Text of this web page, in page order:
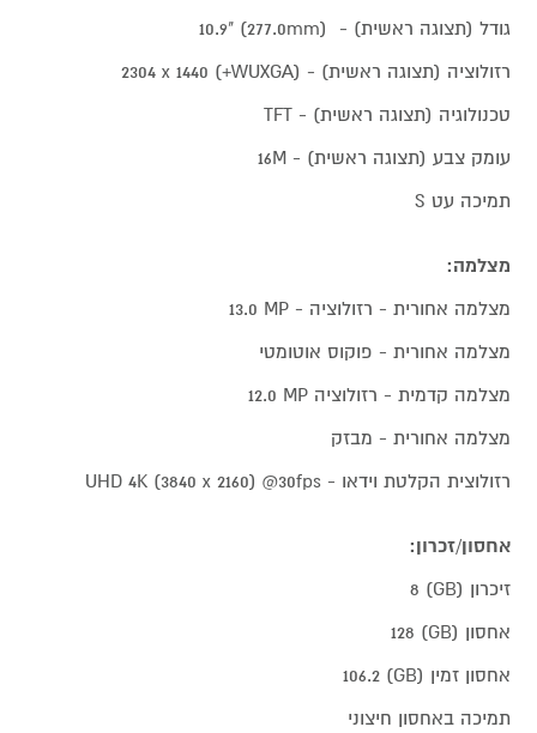
גודל (תצוגה ראשית) - (277.0mm) 10.9"‎
רזולוציה (תצוגה ראשית) - (WUXGA+) 2304 x 1440‎
טכנולוגיה (תצוגה ראשית) - TFT
עומק צבע (תצוגה ראשית) - ‎16M‎
תמיכה עט S
מצלמה:
מצלמה אחורית - רזולוציה - ‎13.0 MP‎
מצלמה אחורית - פוקוס אוטומטי
מצלמה קדמית - רזולוציה ‎12.0 MP‎
מצלמה אחורית - מבזק
רזולוצית הקלטת וידאו - UHD 4K (3840 x 2160) @30fps‎
אחסון/זכרון:
זיכרון (GB) 8
אחסון (GB) 128
אחסון זמין (GB) 106.2
תמיכה באחסון חיצוני